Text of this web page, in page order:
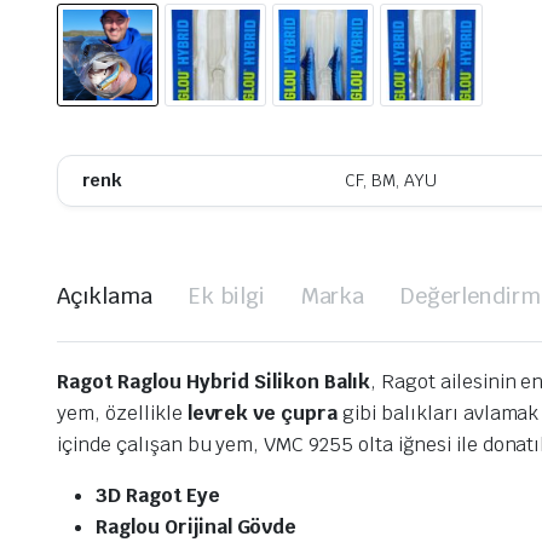
renk CF, BM, AYU
Açıklama Ek bilgi Marka
Ragot Raglou Hybrid Silikon Balık, Ragot ailesinin
yem, özellikle levrek ve çupra gibi balıkları
içinde çalışan bu yem, VMC 9255 olta iğnesi ile
3D Ragot Eye
Raglou Orijinal Gövde